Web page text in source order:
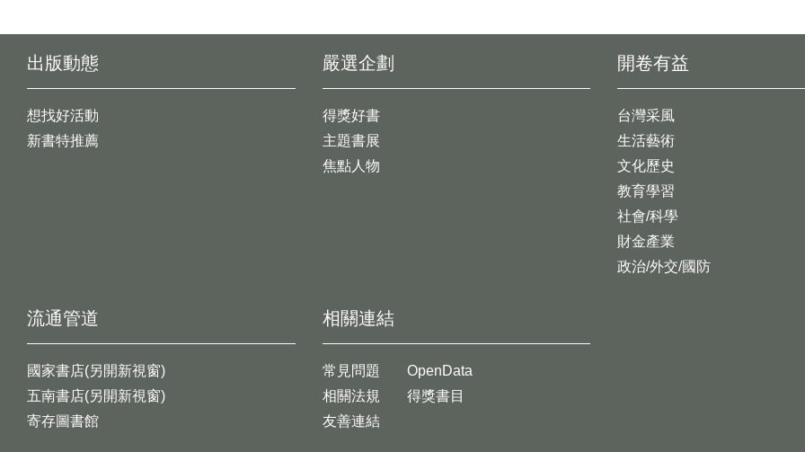
出版動態
想找好活動
新書特推薦
開卷有益
台灣采風
生活藝術
文化歷史
教育學習
社會/科學
財金產業
政治/外交/國防
嚴選企劃
得獎好書
主題書展
焦點人物
流通管道
國家書店(另開新視窗)
五南書店(另開新視窗)
寄存圖書館
相關連結
常見問題
相關法規
友善連結
OpenData
得獎書目